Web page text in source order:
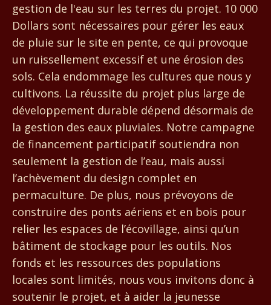
gestion de l'eau sur les terres du projet. 10 000
Dollars sont nécessaires pour gérer les eaux
de pluie sur le site en pente, ce qui provoque
un ruissellement excessif et une érosion des
sols. Cela endommage les cultures que nous y
cultivons. La réussite du projet plus large de
développement durable dépend désormais de
la gestion des eaux pluviales. Notre campagne
de financement participatif soutiendra non
seulement la gestion de l’eau, mais aussi
l’achèvement du design complet en
permaculture. De plus, nous prévoyons de
construire des ponts aériens et en bois pour
relier les espaces de l’écovillage, ainsi qu’un
bâtiment de stockage pour les outils. Nos
fonds et les ressources des populations
locales sont limités, nous vous invitons donc à
soutenir le projet, et à aider la jeunesse